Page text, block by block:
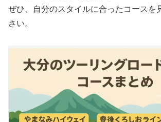
ぜひ、自分のスタイルに合ったコースを
さい。